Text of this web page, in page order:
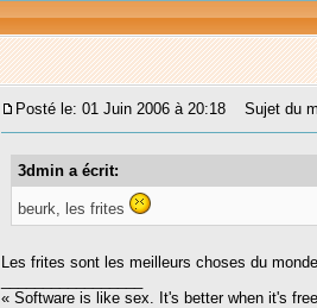
Posté le: 01 Juin 2006 à 20:18 Sujet du
3dmin a écrit:
beurk, les frites
Les frites sont les meilleurs choses du
« Software is like sex. It's better when it's